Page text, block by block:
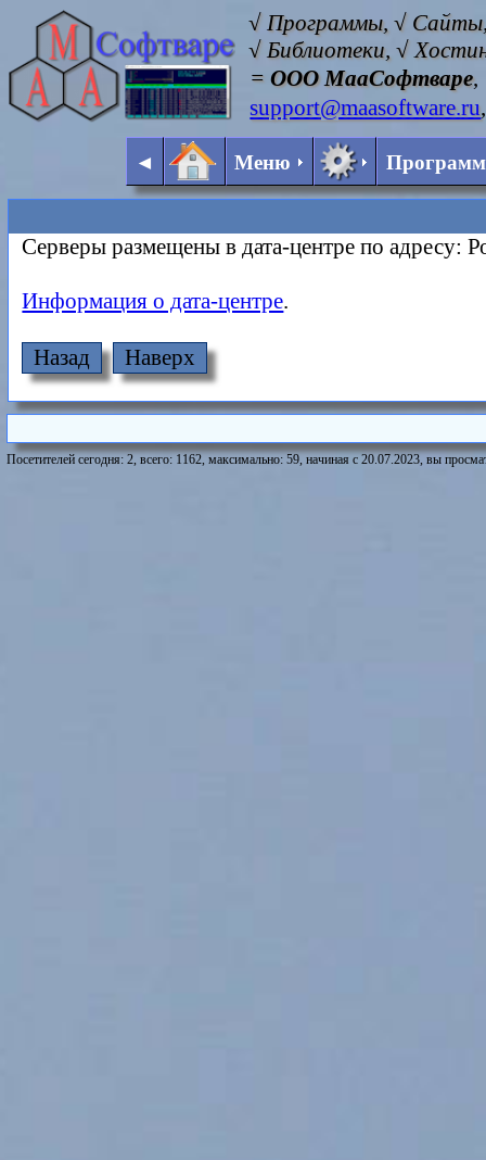
√ Программы, √
√ Библиотеки, √
=ООО МааСофтваре,
support@maasoftware.ru,
◄ Меню
Серверы размещены в дата-центре по адресу:
Информация о дата-центре.
Назад Наверх
Посетителей сегодня: 2, всего: 1162, максимально: 59, начиная с 20.07.2023, вы